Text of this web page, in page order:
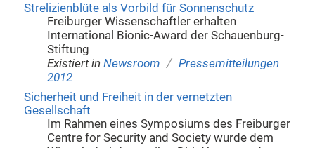
Strelizienblüte als Vorbild für Sonnenschutz
Freiburger Wissenschaftler erhalten
International Bionic-Award der Schauenburg-
Stiftung
Existiert in Newsroom / Pressemitteilungen
2012
Sicherheit und Freiheit in der vernetzten
Gesellschaft
Im Rahmen eines Symposiums des Freiburger
Centre for Security and Society wurde dem